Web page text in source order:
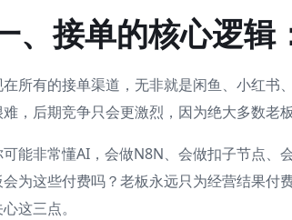
、接单的核心逻辑
在所有的接单渠道，无非就是闲鱼、小红书
，后期竞争只会更激烈，因为绝大多数老
可能非常懂AI，会做N8N、会做扣子节点、
会为这些付费吗？老板永远只为经营结果付
这三点。